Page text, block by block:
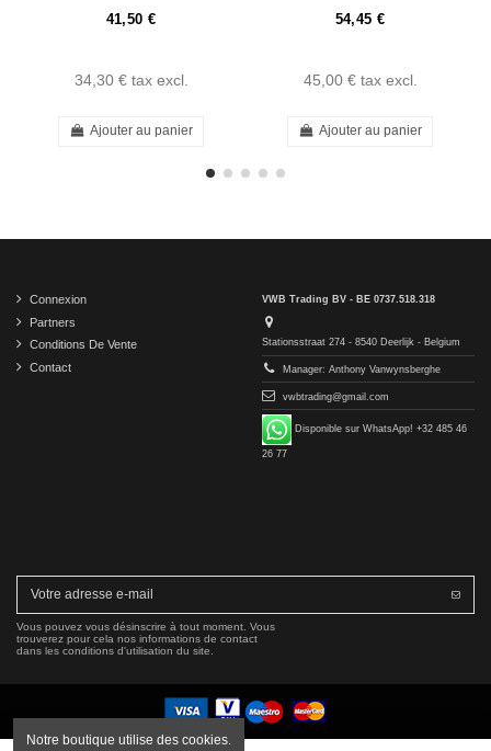
1215400159
41,50 €
34,30 € tax excl.
Ajouter au panier
54,45 €
45,00 € tax excl.
Ajouter au panier
Connexion
Partners
Conditions De Vente
Contact
VWB Trading BV - BE 0737.518.318
Stationsstraat 274 - 8540 Deerlijk - Belgium
Manager: Anthony Vanwynsberghe
vwbtrading@gmail.com
Disponible sur WhatsApp! +32 485 46
26 77
Vous pouvez vous désinscrire à tout moment. Vous
trouverez pour cela nos informations de contact
dans les conditions d'utilisation du site.
Copyright © 2016-2026 VWB Trading BV. All rights reserved.
Notre boutique utilise des cookies.